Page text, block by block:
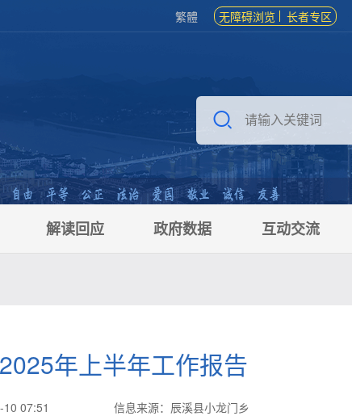
繁體 无障碍浏览 长者专区
解读回应 政府数据 互动交流
年上半年工作报告
07:51 信息来源：辰溪县小龙门乡